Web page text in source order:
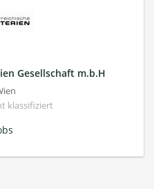
Gesellschaft m.b.H
klassifiziert